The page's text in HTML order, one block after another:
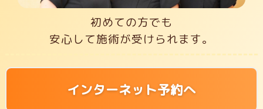
初めての方でも
安心して施術が受けられます。
インターネット予約へ